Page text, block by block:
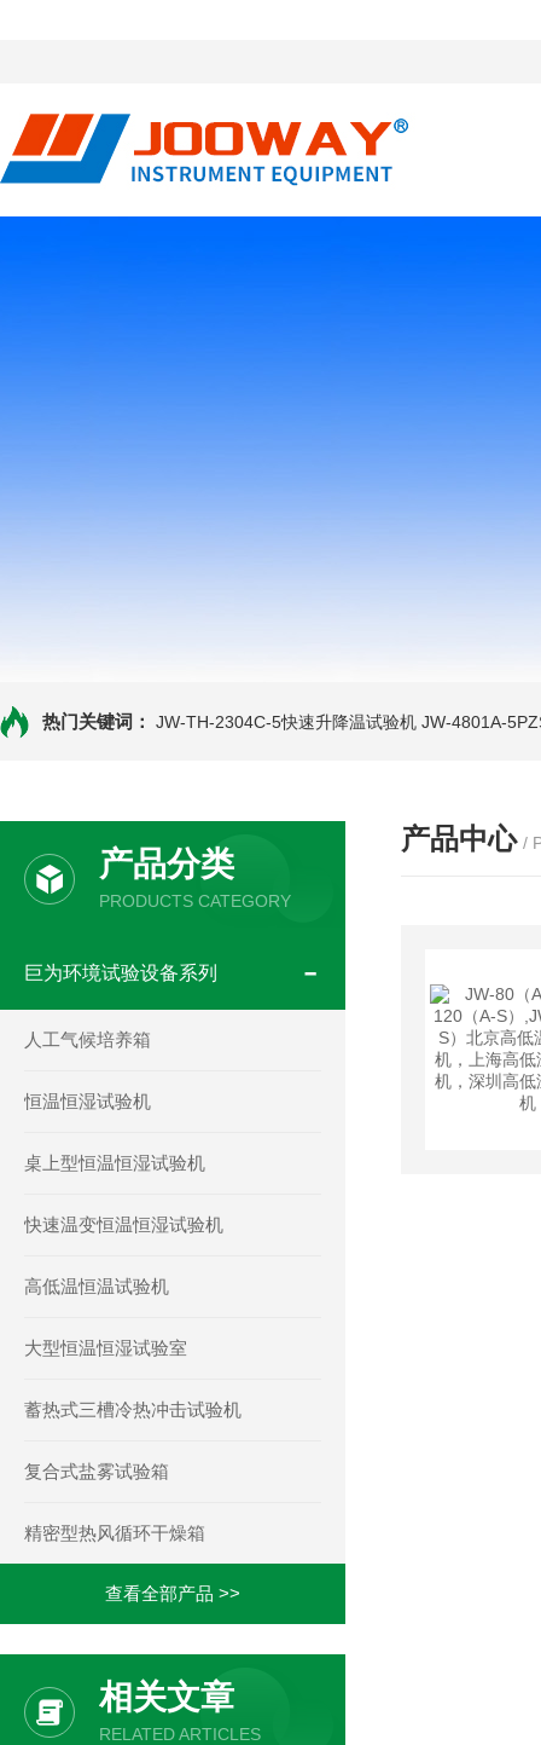
热门关键词： JW-TH-2304C-5快速升降温试验机 JW-4801A-
产品分类
PRODUCTS CATEGORY
巨为环境试验设备系列
人工气候培养箱
恒温恒湿试验机
桌上型恒温恒湿试验机
快速温变恒温恒湿试验机
高低温恒温试验机
大型恒温恒湿试验室
蓄热式三槽冷热冲击试验机
复合式盐雾试验箱
精密型热风循环干燥箱
查看全部产品 >>
相关文章
RELATED ARTICLES
产品中心 /